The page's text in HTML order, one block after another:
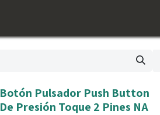
Botón Pulsador Push Button
De Presión Toque 2 Pines NA